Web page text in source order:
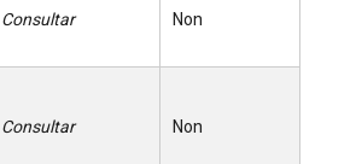
Consultar Non
Consultar Non